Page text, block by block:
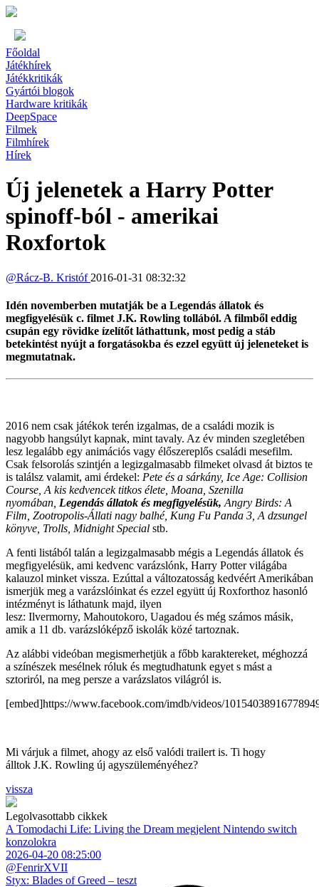
Főoldal
Játékhírek
Játékkritikák
Gyártói blogok
Hardware kritikák
DeepSpace
Filmek
Filmhírek
Hírek
Új jelenetek a Harry Potter
spinoff-ból - amerikai
Roxfortok
@Rácz-B. Kristóf 2016-01-31 08:32:32
Idén novemberben mutatják be a Legendás állatok és
megfigyelésük c. filmet J.K. Rowling tollából. A filmből eddig
csupán egy rövidke ízelítőt láthattunk, most pedig a stáb
betekintést nyújt a forgatásokba és ezzel együtt új jeleneteket is
megmutatnak.
2016 nem csak játékok terén izgalmas, de a családi mozik is
nagyobb hangsúlyt kapnak, mint tavaly. Az év minden szegletében
lesz legalább egy animációs vagy élőszereplős családi mesefilm.
Csak felsorolás szintjén a legizgalmasabb filmeket olvasd át biztos te
is találsz valamit, ami érdekel: Pete és a sárkány, Ice Age: Collision
Course, A kis kedvencek titkos élete, Moana, Szenilla
nyomában, Legendás állatok és megfigyelésük, Angry Birds: A
Film, Zootropolis-Állati nagy balhé, Kung Fu Panda 3, A dzsungel
könyve, Trolls, Midnight Special stb.
A fenti listából talán a legizgalmasabb mégis a Legendás állatok és
megfigyelésük, ami kedvenc varázslónk, Harry Potter világába
kalauzol minket vissza. Ezúttal a változatosság kedvéért Amerikában
ismerjük meg a varázslóinkat és ezzel együtt új Roxforthoz hasonló
intézményt is láthatunk majd, ilyen
lesz: Ilvermorny, Mahoutokoro, Uagadou és még számos másik,
amik a 11 db. varázslóképző iskolák közé tartoznak.
Az alábbi videóban megismerhetjük a főbb karaktereket, méghozzá
a színészek mesélnek róluk és megtudhatunk egyet s mást a
sztoriról, na meg persze a varázslatos világról is.
[embed]https://www.facebook.com/imdb/videos/
Mi várjuk a filmet, ahogy az első valódi trailert is. Ti hogy
álltok J.K. Rowling új agyszüleményéhez?
vissza
Legolvasottabb cikkek
A Tomodachi Life: Living the Dream megjelent Nintendo switch
konzolokra
2026-04-20 08:25:00
@FenrirXVII
Styx: Blades of Greed – teszt